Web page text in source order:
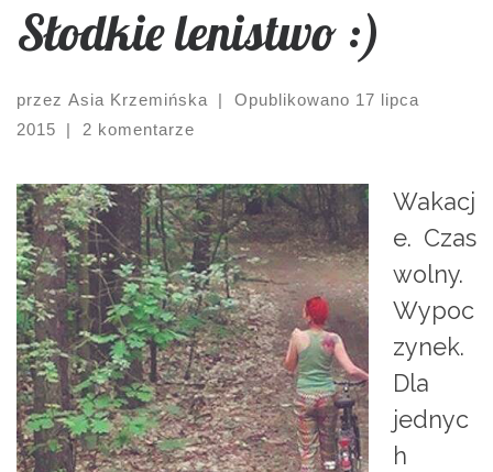
Słodkie lenistwo :)
przez Asia Krzemińska | Opublikowano 17 lipca
2015
| 2 komentarze
Wakacj
e. Czas
wolny.
Wypoc
zynek.
Dla
jednyc
h